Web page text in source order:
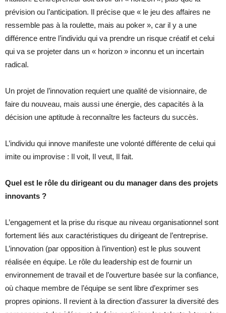
prévision ou l’anticipation. Il précise que « le jeu des affaires ne
ressemble pas à la roulette, mais au poker », car il y a une
différence entre l’individu qui va prendre un risque créatif et celui
qui va se projeter dans un « horizon » inconnu et un incertain
radical.
Un projet de l’innovation requiert une qualité de visionnaire, de
faire du nouveau, mais aussi une énergie, des capacités à la
décision une aptitude à reconnaître les facteurs du succès.
L’individu qui innove manifeste une volonté différente de celui qui
imite ou improvise : Il voit, Il veut, Il fait.
Quel est le rôle du dirigeant ou du manager dans des projets
innovants ?
L’engagement et la prise du risque au niveau organisationnel sont
fortement liés aux caractéristiques du dirigeant de l’entreprise.
L’innovation (par opposition à l’invention) est le plus souvent
réalisée en équipe. Le rôle du leadership est de fournir un
environnement de travail et de l’ouverture basée sur la confiance,
où chaque membre de l’équipe se sent libre d’exprimer ses
propres opinions. Il revient à la direction d’assurer la diversité des